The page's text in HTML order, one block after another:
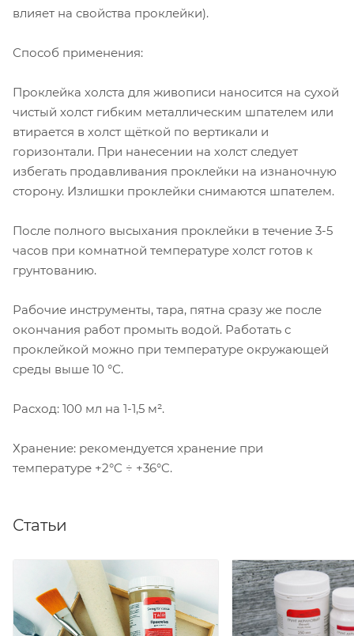
влияет на свойства проклейки).
Способ применения:
Проклейка холста для живописи наносится на сухой
чистый холст гибким металлическим шпателем или
втирается в холст щёткой по вертикали и
горизонтали. При нанесении на холст следует
избегать продавливания проклейки на изнаночную
сторону. Излишки проклейки снимаются шпателем.
После полного высыхания проклейки в течение 3-5
часов при комнатной температуре холст готов к
грунтованию.
Рабочие инструменты, тара, пятна сразу же после
окончания работ промыть водой. Работать с
проклейкой можно при температуре окружающей
среды выше 10 °С.
Расход: 100 мл на 1-1,5 м².
Хранение: рекомендуется хранение при
температуре +2°C ÷ +36°C.
Статьи